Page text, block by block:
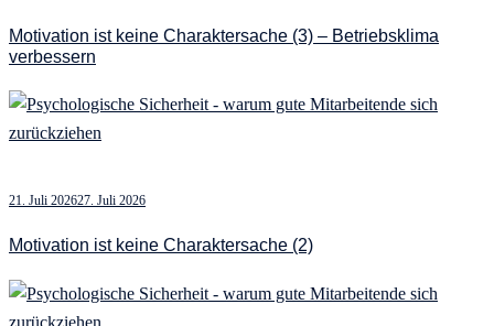
Motivation ist keine Charaktersache (3) – Betriebsklima
verbessern
21. Juli 202627. Juli 2026
Motivation ist keine Charaktersache (2)